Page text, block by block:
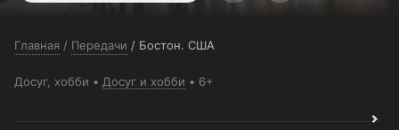
Главная / Передачи / Бостон. США
Досуг, хобби Досуг и хобби 6+